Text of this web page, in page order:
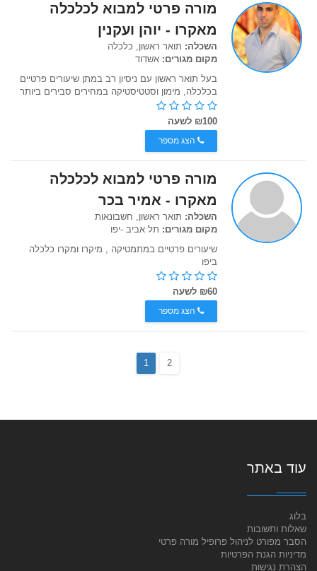
מורה פרטי למבוא לכלכלה
מאקרו - יוהן ועקנין
השכלה: תואר ראשון, כלכלה
מקום מגורים: אשדוד
בעל תואר ראשון עם ניסיון רב במתן שיעורים פרטיים
בכלכלה, מימון וסטטיסטיקה במחירים סבירים ביותר
₪100 לשעה
הצג מספר
מורה פרטי למבוא לכלכלה
מאקרו - אמיר בכר
השכלה: תואר ראשון, חשבונאות
מקום מגורים: תל אביב -יפו
שיעורים פרטיים במתמטיקה , מיקרו ומקרו כלכלה
ביפו
₪60 לשעה
הצג מספר
1 2
עוד באתר
בלוג
שאלות ותשובות
הסבר מפורט לניהול פרופיל מורה פרטי
מדיניות הגנת הפרטיות
הצהרת נגישות